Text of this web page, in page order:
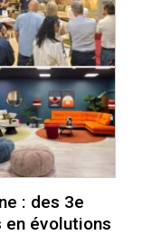
: des 3e
en évolutions